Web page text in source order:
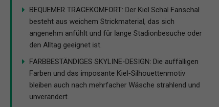
BEQUEMER TRAGEKOMFORT: Der Kiel Schal Fanschal
besteht aus weichem Strickmaterial, das sich
angenehm anfühlt und für lange Stadionbesuche oder
den Alltag geeignet ist.
FARBBESTÄNDIGES SKYLINE-DESIGN: Die auffälligen
Farben und das imposante Kiel-Silhouettenmotiv
bleiben auch nach mehrfacher Wäsche strahlend und
unverändert.